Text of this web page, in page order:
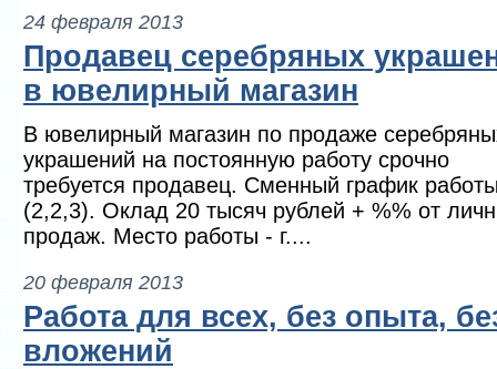
24 февраля 2013
Продавец серебряных
в ювелирный магазин
В ювелирный магазин по продаже
украшений на постоянную работу срочно
требуется продавец. Сменный график
(2,2,3). Оклад 20 тысяч рублей + %% от
продаж. Место работы - г....
20 февраля 2013
Работа для всех, без опыта,
вложений